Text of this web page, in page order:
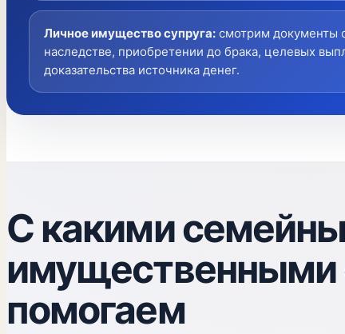
Личное имущество супруга: смотрим документы
наследстве, приобретении до брака, целевых
доказательства источника денег.
С какими
имущественными
помогаем